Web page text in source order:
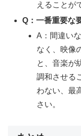
えることが
Q：一番重要な
A：間違い
なく、映像
と、音楽が
調和させる
わない、最
さい。